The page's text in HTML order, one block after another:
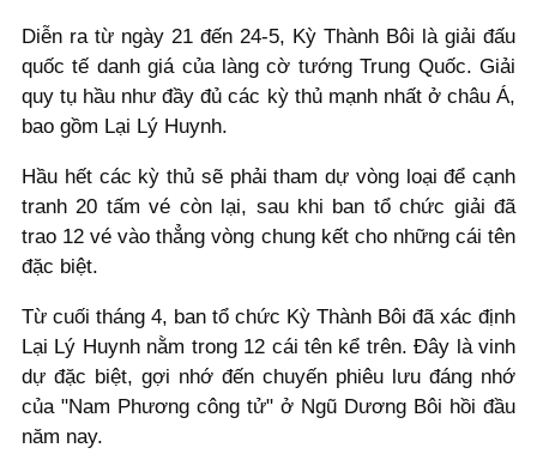
Diễn ra từ ngày 21 đến 24-5, Kỳ Thành Bôi là giải đấu
quốc tế danh giá của làng cờ tướng Trung Quốc. Giải
quy tụ hầu như đầy đủ các kỳ thủ mạnh nhất ở châu Á,
bao gồm Lại Lý Huynh.
Hầu hết các kỳ thủ sẽ phải tham dự vòng loại để cạnh
tranh 20 tấm vé còn lại, sau khi ban tổ chức giải đã
trao 12 vé vào thẳng vòng chung kết cho những cái tên
đặc biệt.
Từ cuối tháng 4, ban tổ chức Kỳ Thành Bôi đã xác định
Lại Lý Huynh nằm trong 12 cái tên kể trên. Đây là vinh
dự đặc biệt, gợi nhớ đến chuyến phiêu lưu đáng nhớ
của "Nam Phương công tử" ở Ngũ Dương Bôi hồi đầu
năm nay.